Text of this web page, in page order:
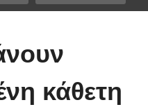
κάθετη